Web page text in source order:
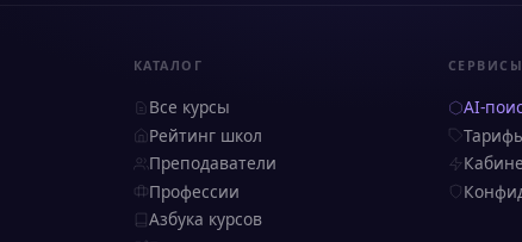
КАТАЛОГ
Все курсы
Рейтинг школ
Преподаватели
Профессии
Азбука курсов
СЕРВИСЫ
AI-